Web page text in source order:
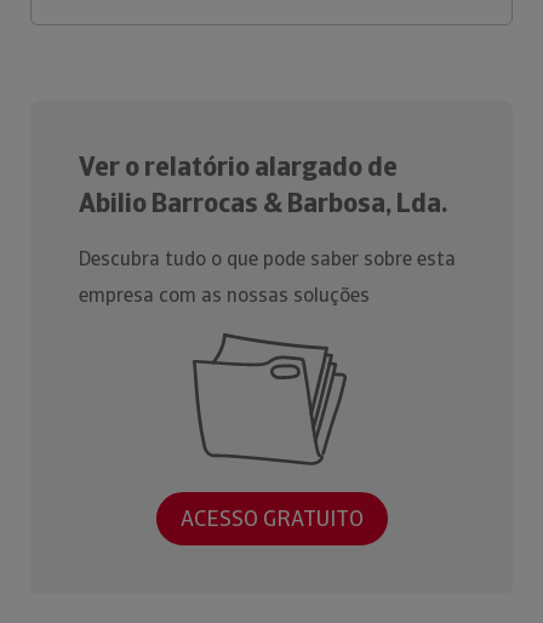
Ver o relatório alargado de
Abilio Barrocas & Barbosa, Lda.
Descubra tudo o que pode saber sobre esta
empresa com as nossas soluções
ACESSO GRATUITO